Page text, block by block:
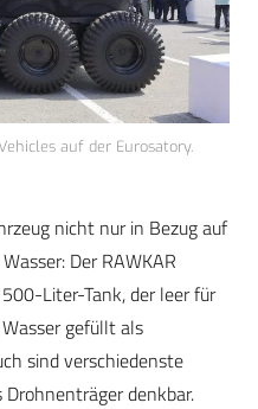
auf der Eurosatory.
nicht nur in Bezug auf
Der RAWKAR
Liter-Tank, der leer für
gefüllt als
sind verschiedenste
denkbar.